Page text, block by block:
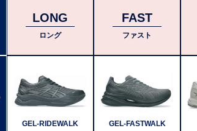
LONG
ロング
FAST
ファスト
GEL-RIDEWALK GEL-FASTWALK